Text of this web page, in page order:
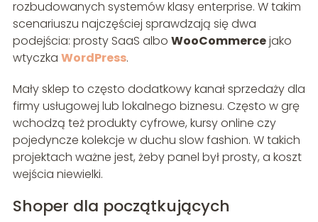
rozbudowanych systemów klasy enterprise. W takim
scenariuszu najczęściej sprawdzają się dwa
podejścia: prosty SaaS albo WooCommercejako
wtyczka WordPress.
Mały sklep to często dodatkowy kanał sprzedaży dla
firmy usługowej lub lokalnego biznesu. Często w grę
wchodzą też produkty cyfrowe, kursy online czy
pojedyncze kolekcje w duchu slow fashion. W takich
projektach ważne jest, żeby panel był prosty, a koszt
wejścia niewielki.
Shoper dla początkujących